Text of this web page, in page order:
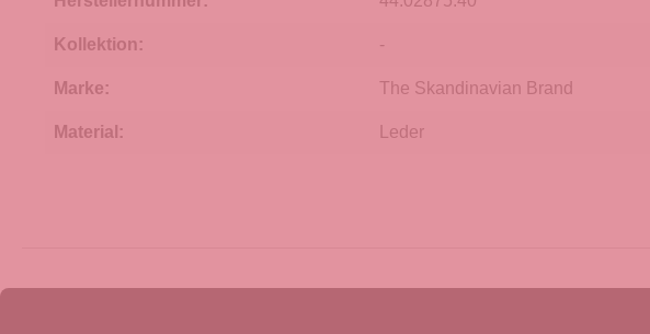
Kollektion: -
Marke: The Skandinavian Brand
Material: Leder